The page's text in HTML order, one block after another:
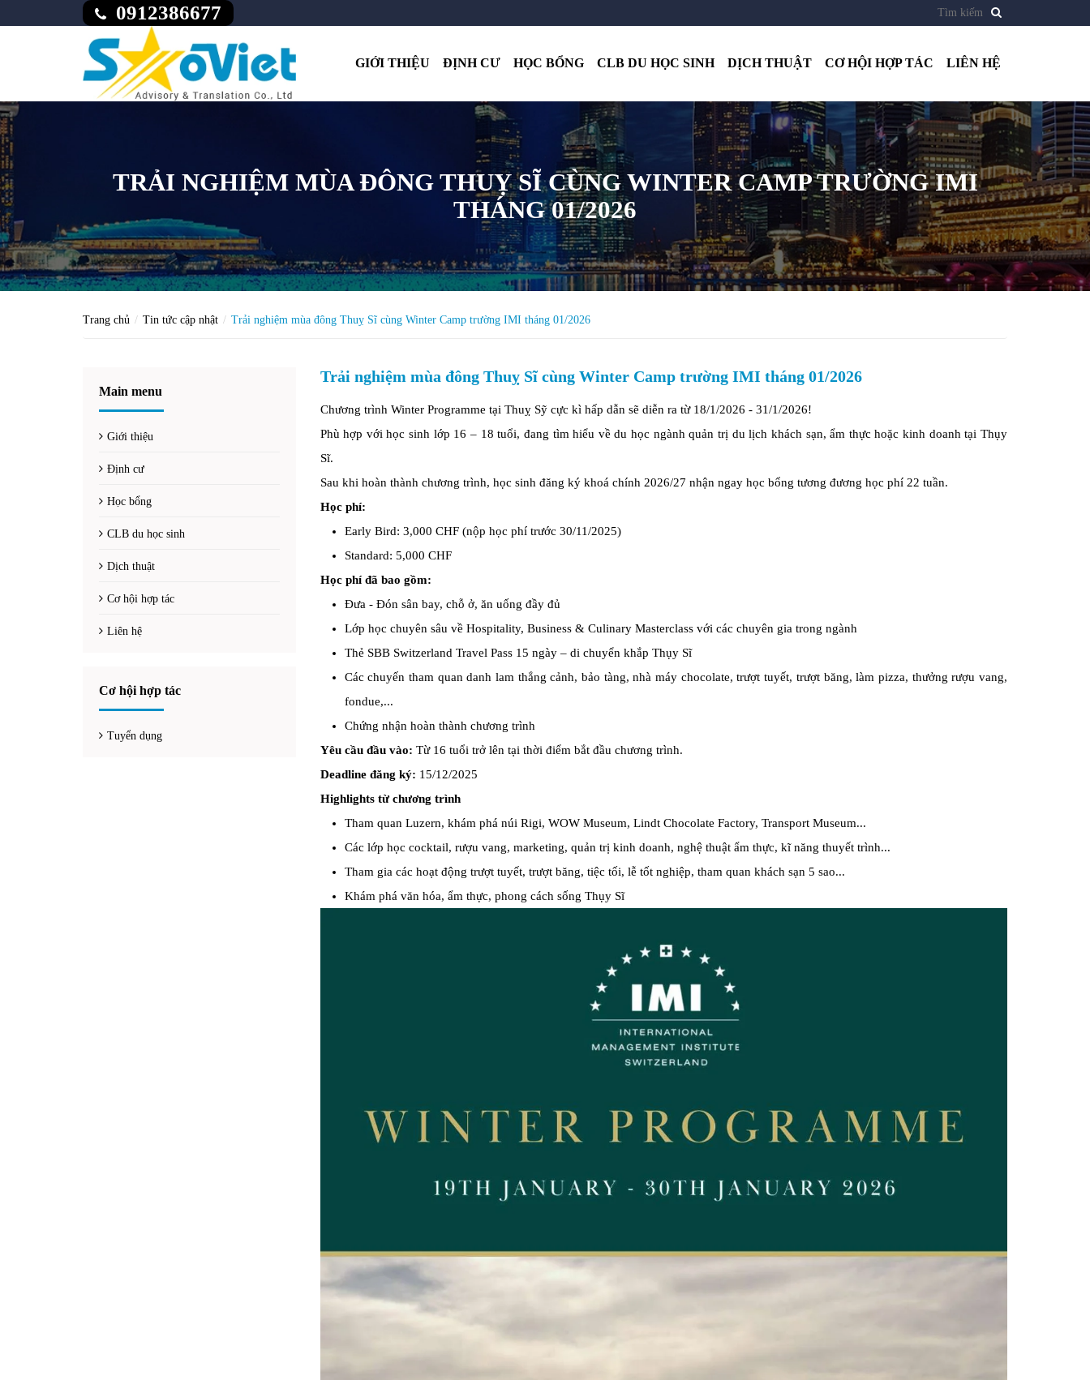
0912386677
GIỚI THIỆU ĐỊNH CƯ HỌC BỔNG CLB DU HỌC SINH DỊCH THUẬT CƠ HỘI HỢP TÁC LIÊN HỆ
TRẢI NGHIỆM MÙA ĐÔNG THUỴ SĨ CÙNG WINTER CAMP TRƯỜNG IMI
THÁNG 01/2026
Trang chủ Tin tức cập nhật Trải nghiệm mùa đông Thuỵ Sĩ cùng Winter Camp trường IMI tháng 01/2026
Main menu
Giới thiệu
Định cư
Học bổng
CLB du học sinh
Dịch thuật
Cơ hội hợp tác
Liên hệ
Cơ hội hợp tác
Tuyển dụng
Trải nghiệm mùa đông Thuỵ Sĩ cùng Winter Camp trường IMI tháng 01/2026
Chương trình Winter Programme tại Thuỵ Sỹ cực kì hấp dẫn sẽ diễn ra từ 18/1/2026 - 31/1/2026!
Phù hợp với học sinh lớp 16 – 18 tuổi, đang tìm hiểu về du học ngành quản trị du lịch khách sạn, ẩm thực hoặc kinh doanh tại Thụy
Sĩ.
Sau khi hoàn thành chương trình, học sinh đăng ký khoá chính 2026/27 nhận ngay học bổng tương đương học phí 22 tuần.
Học phí:
Early Bird: 3,000 CHF (nộp học phí trước 30/11/2025)
Standard: 5,000 CHF
Học phí đã bao gồm:
Đưa - Đón sân bay, chỗ ở, ăn uống đầy đủ
Lớp học chuyên sâu về Hospitality, Business & Culinary Masterclass với các chuyên gia trong ngành
Thẻ SBB Switzerland Travel Pass 15 ngày – di chuyển khắp Thụy Sĩ
Các chuyến tham quan danh lam thắng cảnh, bảo tàng, nhà máy chocolate, trượt tuyết, trượt băng, làm pizza, thưởng rượu vang,
fondue,...
Chứng nhận hoàn thành chương trình
Yêu cầu đầu vào: Từ 16 tuổi trở lên tại thời điểm bắt đầu chương trình.
Deadline đăng ký: 15/12/2025
Highlights từ chương trình
Tham quan Luzern, khám phá núi Rigi, WOW Museum, Lindt Chocolate Factory, Transport Museum...
Các lớp học cocktail, rượu vang, marketing, quản trị kinh doanh, nghệ thuật ẩm thực, kĩ năng thuyết trình...
Tham gia các hoạt động trượt tuyết, trượt băng, tiệc tối, lễ tốt nghiệp, tham quan khách sạn 5 sao...
Khám phá văn hóa, ẩm thực, phong cách sống Thụy Sĩ